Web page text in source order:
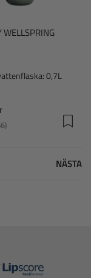
WELLSPRING
0,7L
utav 5 stjärnor
NÄSTA